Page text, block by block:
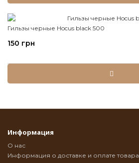
Гильзы черные Hocus black 500
150 грн
Информация
О нас
Информация о доставке и оплате товара